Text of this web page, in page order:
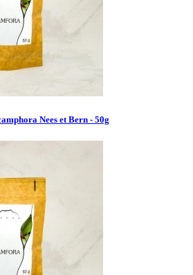
Nees et Bern - 50g